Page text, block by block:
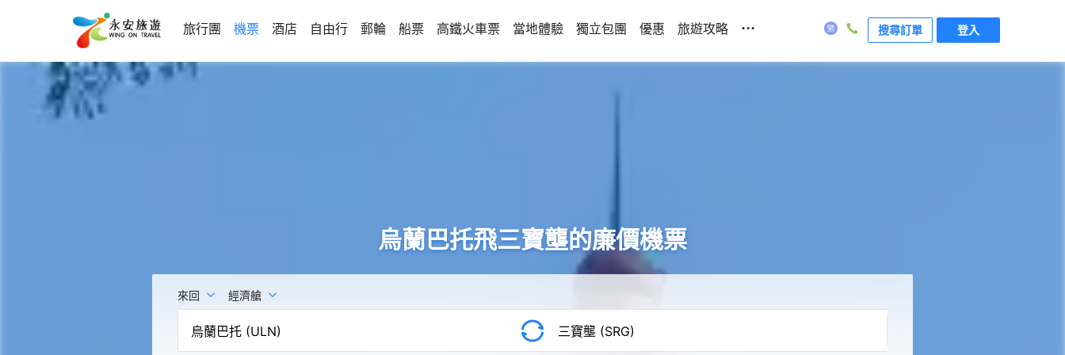
旅行團 機票 酒店 自由行 郵輪 船票 高鐵火車票 當地體驗 獨立包團 優惠 旅遊攻略 ... 搜尋訂單 登入
烏蘭巴托飛三寶壟的廉價機票
來回 經濟艙